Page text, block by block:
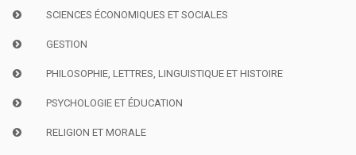
SCIENCES ÉCONOMIQUES ET SOCIALES
GESTION
PHILOSOPHIE, LETTRES, LINGUISTIQUE ET HISTOIRE
PSYCHOLOGIE ET ÉDUCATION
RELIGION ET MORALE